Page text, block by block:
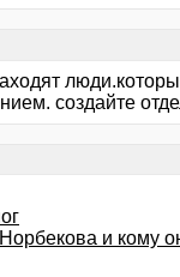
создайте
и кому